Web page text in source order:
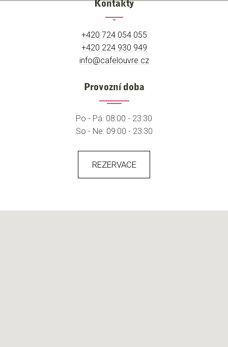
Kontakty
+420 724 054 055
+420 224 930 949
info@cafelouvre.cz
Provozní doba
Po - Pá: 08:00 - 23:30
So - Ne: 09:00 - 23:30
REZERVACE